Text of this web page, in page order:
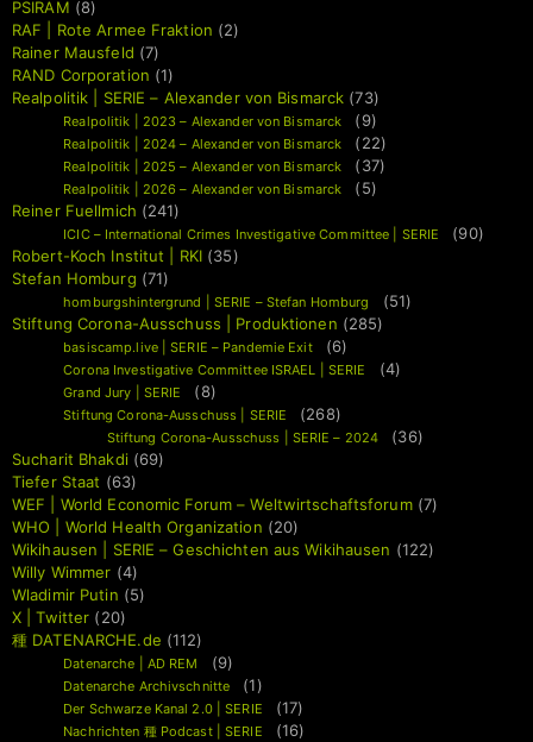
PSIRAM (8)
RAF | Rote Armee Fraktion (2)
Rainer Mausfeld (7)
RAND Corporation (1)
Realpolitik | SERIE – Alexander von Bismarck (73)
Realpolitik | 2023 – Alexander von Bismarck (9)
Realpolitik | 2024 – Alexander von Bismarck (22)
Realpolitik | 2025 – Alexander von Bismarck (37)
Realpolitik | 2026 – Alexander von Bismarck
(5)
Reiner Fuellmich (241)
ICIC – International Crimes Investigative Committee | SERIE
(90)
Robert-Koch Institut | RKI (35)
Stefan Homburg (71)
homburgshintergrund | SERIE – Stefan Homburg
(51)
Stiftung Corona-Ausschuss | Produktionen (285)
basiscamp.live | SERIE – Pandemie Exit (6)
Corona Investigative Committee ISRAEL | SERIE (4)
Grand Jury | SERIE (8)
Stiftung Corona-Ausschuss | SERIE (268)
Stiftung Corona-Ausschuss | SERIE – 2024
(36)
Sucharit Bhakdi (69)
Tiefer Staat (63)
WEF | World Economic Forum – Weltwirtschaftsforum(7)
WHO | World Health Organization (20)
Wikihausen | SERIE – Geschichten aus Wikihausen (122)
Willy Wimmer (4)
Wladimir Putin (5)
X | Twitter (20)
種 DATENARCHE.de (112)
Datenarche | AD REM (9)
Datenarche Archivschnitte (1)
Der Schwarze Kanal 2.0 | SERIE (17)
Nachrichten 種 Podcast | SERIE (16)